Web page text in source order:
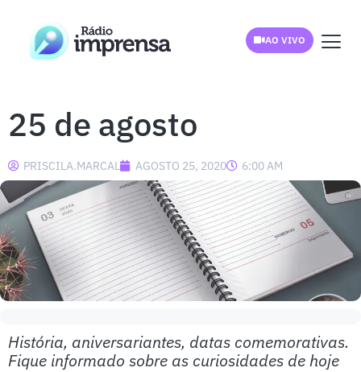
AO VIVO
25 de agosto
PRISCILA.MARCAL AGOSTO 25, 2020 6:00 AM
História, aniversariantes, datas comemorativas.
Fique informado sobre as curiosidades de hoje